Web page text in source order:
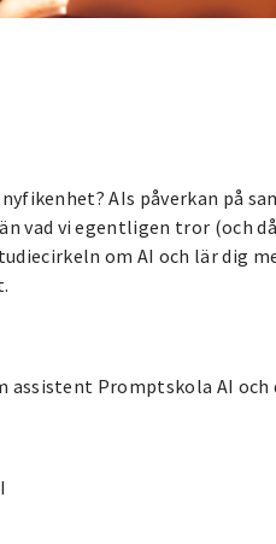
AIs påverkan på
vad vi egentligen tror (och
om AI och lär dig
assistent Promptskola AI och